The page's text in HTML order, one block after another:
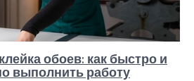
обоев: как быстро и
выполнить работу